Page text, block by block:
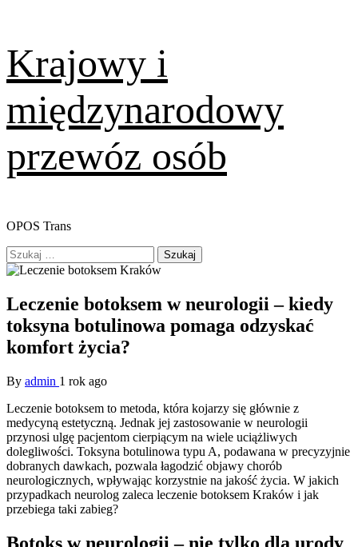
content
Krajowy i
międzynarodowy
przewóz osób
OPOS Trans
Primary
Menu
Szukaj:
Leczenie botoksem w neurologii – kiedy
toksyna botulinowa pomaga odzyskać
komfort życia?
By admin 1 rok ago
Leczenie botoksem to metoda, która kojarzy się głównie z
medycyną estetyczną. Jednak jej zastosowanie w neurologii
przynosi ulgę pacjentom cierpiącym na wiele uciążliwych
dolegliwości. Toksyna botulinowa typu A, podawana w precyzyjnie
dobranych dawkach, pozwala łagodzić objawy chorób
neurologicznych, wpływając korzystnie na jakość życia. W jakich
przypadkach neurolog zaleca leczenie botoksem Kraków i jak
przebiega taki zabieg?
Botoks w neurologii – nie tylko dla urody